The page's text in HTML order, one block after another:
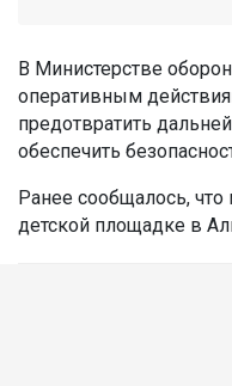
В Министерстве
оперативным
предотвратить
обеспечить
Ранее сообщалось,
детской площадке в